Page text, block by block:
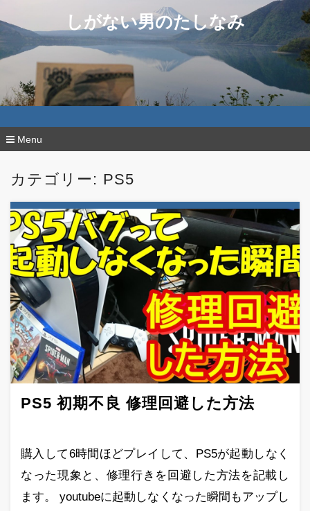
しがない男のたしなみ
Menu
ン
ツ
動
カテゴリー: PS5
PS5 初期不良 修理回避した方法
購入して6時間ほどプレイして、PS5が起動しなく
なった現象と、修理行きを回避した方法を記載し
ます。 youtubeに起動しなくなった瞬間もアップし